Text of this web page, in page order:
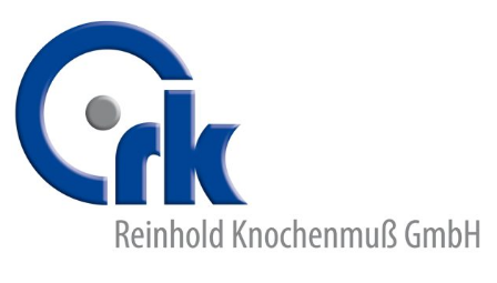
Inhalt
springen